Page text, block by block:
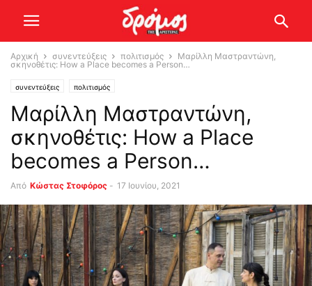
Αρχική συνεντεύξεις πολιτισμός
Μαρίλλη Μαστραντώνη,
σκηνοθέτις: How a Place becomes a Person…
συνεντεύξεις πολιτισμός
Μαρίλλη Μαστραντώνη,
σκηνοθέτις: How a Place
becomes a Person…
Από Κώστας Στοφόρος - 17 Ιουνίου, 2021